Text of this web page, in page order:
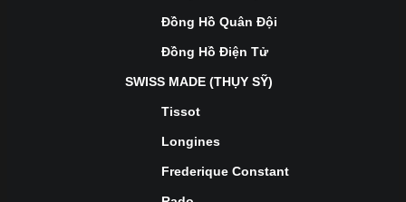
Đồng Hồ Quân Đội
Đồng Hồ Điện Tử
SWISS MADE (THỤY SỸ)
Tissot
Longines
Frederique Constant